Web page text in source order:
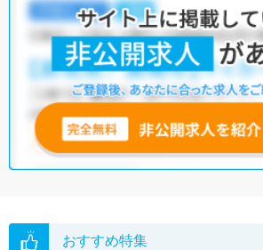
おすすめ特集